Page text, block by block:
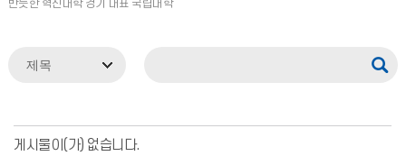
게시물이(가) 없습니다.